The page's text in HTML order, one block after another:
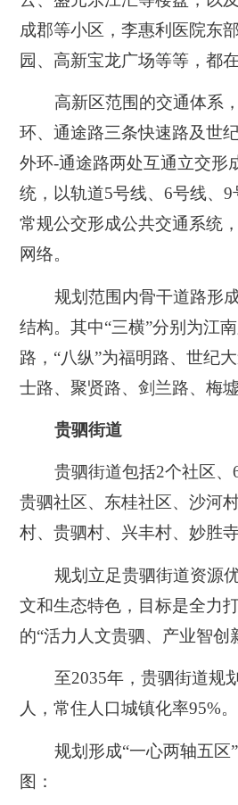
成郡等小区，李惠利医院东
园、高新宝龙广场等等，都
高新区范围的交通体系
环、通途路三条快速路及世
外环-通途路两处互通立交形
统，以轨道5号线、6号线、9
常规公交形成公共交通系统
网络。
规划范围内骨干道路形
结构。其中“三横”分别为江
路，“八纵”为福明路、世纪
士路、聚贤路、剑兰路、梅
贵驷街道
贵驷街道包括2个社区
贵驷社区、东桂社区、沙河
村、贵驷村、兴丰村、妙胜寺
规划立足贵驷街道资源
文和生态特色，目标是全力
的“活力人文贵驷、产业智创
至2035年，贵驷街道规
人，常住人口城镇化率95%。
规划形成“一心两轴五区”
图：